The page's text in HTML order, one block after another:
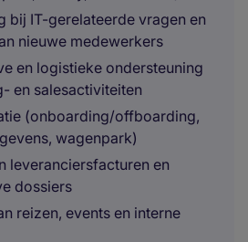
bij IT-gerelateerde vragen en
nieuwe medewerkers
en logistieke ondersteuning
en salesactiviteiten
(onboarding/offboarding,
wagenpark)
leveranciersfacturen en
dossiers
reizen, events en interne